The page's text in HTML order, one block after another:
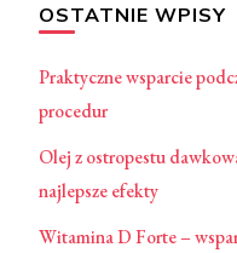
OSTATNIE WPISY
Praktyczne wsparcie
procedur
Olej z ostropestu
najlepsze efekty
Witamina D Forte –